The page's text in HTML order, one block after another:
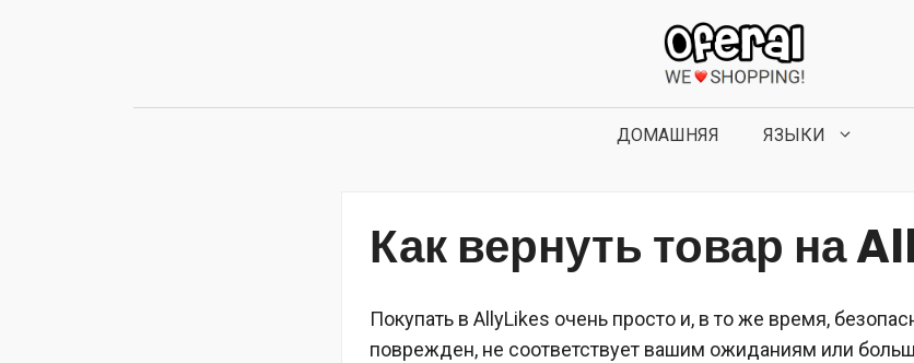
ДОМАШНЯЯ ЯЗЫКИ
Как вернуть товар на
Покупать в AllyLikes очень просто и, в то же время,
поврежден, не соответствует вашим ожиданиям или